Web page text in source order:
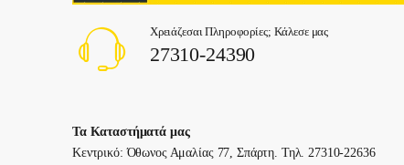
Χρειάζεσαι Πληροφορίες; Κάλεσε μας
27310-24390
Τα Καταστήματά μας
Κεντρικό: Όθωνος Αμαλίας 77, Σπάρτη. Τηλ. 27310-22636